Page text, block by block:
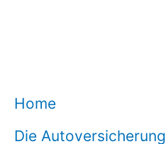
Home
Die Autoversicherung